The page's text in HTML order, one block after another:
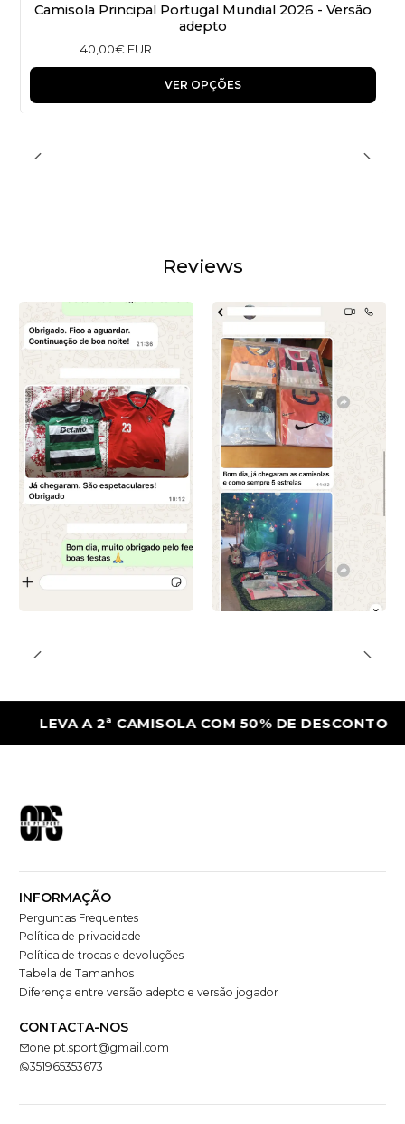
Camisola Principal Portugal Mundial 2026 - Versão
adepto
40,00€ EUR
VER OPÇÕES
Reviews
A 2ª CAMISOLA COM 50% DE DESCONTO
INFORMAÇÃO
Perguntas Frequentes
Política de privacidade
Política de trocas e devoluções
Tabela de Tamanhos
Diferença entre versão adepto e versão jogador
CONTACTA-NOS
one.pt.sport@gmail.com
351965353673